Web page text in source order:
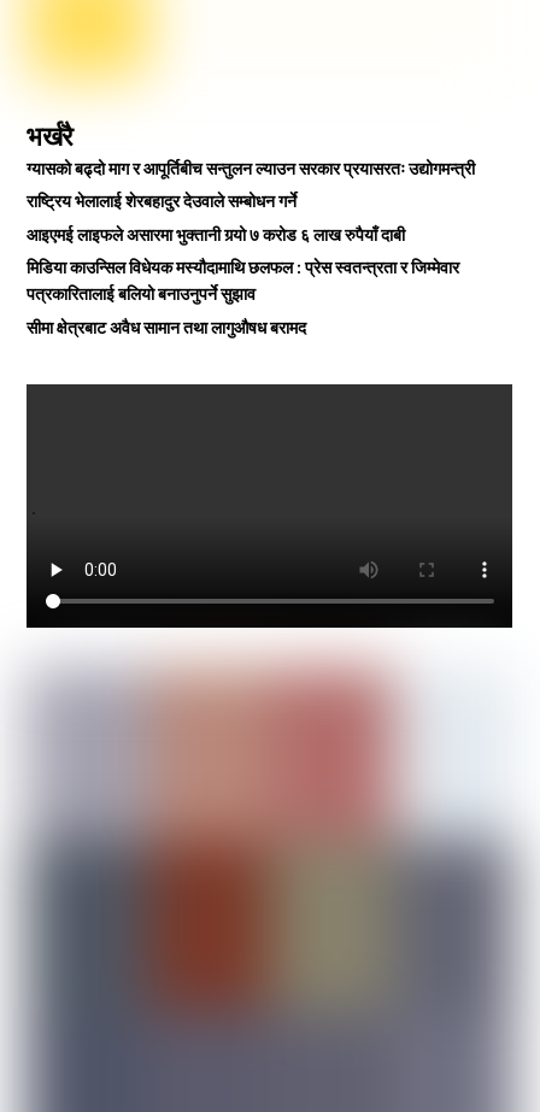
भर्खरै
ग्यासको बढ्दो माग र आपूर्तिबीच सन्तुलन ल्याउन सरकार प्रयासरतः उद्योगमन्त्री
राष्ट्रिय भेलालाई शेरबहादुर देउवाले सम्बोधन गर्ने
आइएमई लाइफले असारमा भुक्तानी गर्‍यो ७ करोड ६ लाख रुपैयाँ दाबी
मिडिया काउन्सिल विधेयक मस्यौदामाथि छलफल : प्रेस स्वतन्त्रता र जिम्मेवार
पत्रकारितालाई बलियो बनाउनुपर्ने सुझाव
सीमा क्षेत्रबाट अवैध सामान तथा लागुऔषध बरामद